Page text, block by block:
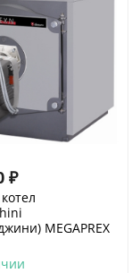
₽
MEGAPREX